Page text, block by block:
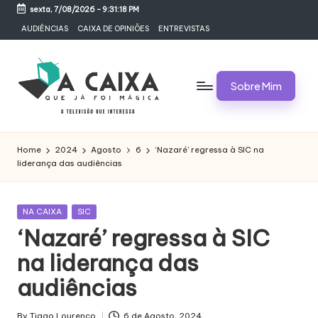
content
sexta, 7/08/2026- 9:31:18 PM
AUDIÊNCIAS CAIXA DE OPINIÕES ENTREVISTAS
A
C
A
I
X
A
Q
U
Programas,
e
Bastidores
Sobre Mim
Home 2024 Agosto 6
‘Nazaré’ regressa à SIC na
liderança das audiências
Posted
NA CAIXA SIC
‘Nazaré’ regressa à SIC
na liderança das
audiências